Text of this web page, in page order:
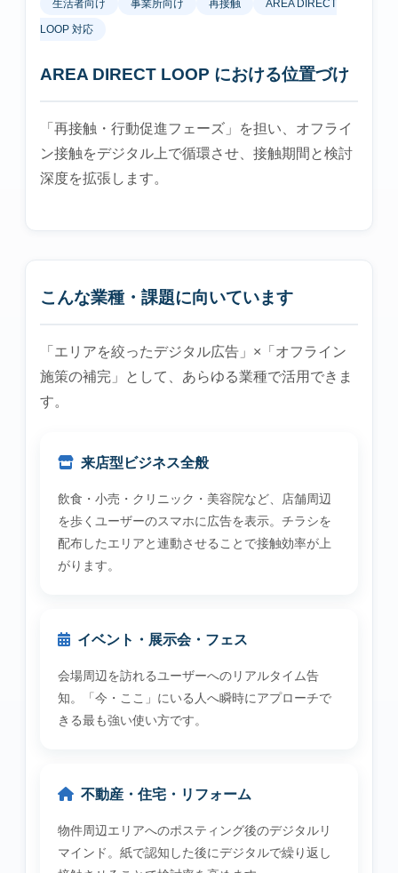
生活者向け 事業所向け 再接触 AREA DIRECT
LOOP 対応
AREA DIRECT LOOP における位置づけ
「再接触・行動促進フェーズ」を担い、オフライ
ン接触をデジタル上で循環させ、接触期間と検討
深度を拡張します。
こんな業種・課題に向いています
「エリアを絞ったデジタル広告」×「オフライン
施策の補完」として、あらゆる業種で活用できま
す。
来店型ビジネス全般
飲食・小売・クリニック・美容院など、店舗周辺
を歩くユーザーのスマホに広告を表示。チラシを
配布したエリアと連動させることで接触効率が上
がります。
イベント・展示会・フェス
会場周辺を訪れるユーザーへのリアルタイム告
知。「今・ここ」にいる人へ瞬時にアプローチで
きる最も強い使い方です。
不動産・住宅・リフォーム
物件周辺エリアへのポスティング後のデジタルリ
マインド。紙で認知した後にデジタルで繰り返し